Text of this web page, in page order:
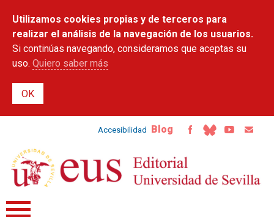
contenido
principal
Utilizamos cookies propias y de terceros para
realizar el análisis de la navegación de los usuarios.
Si continúas navegando, consideramos que aceptas su
uso. Quiero saber más
Accesibilidad Blog